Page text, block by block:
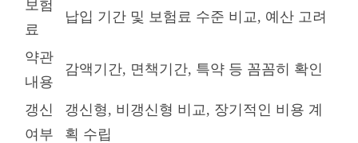
보험
료
납입 기간 및 보험료 수준 비교, 예산 고려
약관
내용
감액기간, 면책기간, 특약 등 꼼꼼히 확인
갱신
여부
갱신형, 비갱신형 비교, 장기적인 비용 계
획 수립